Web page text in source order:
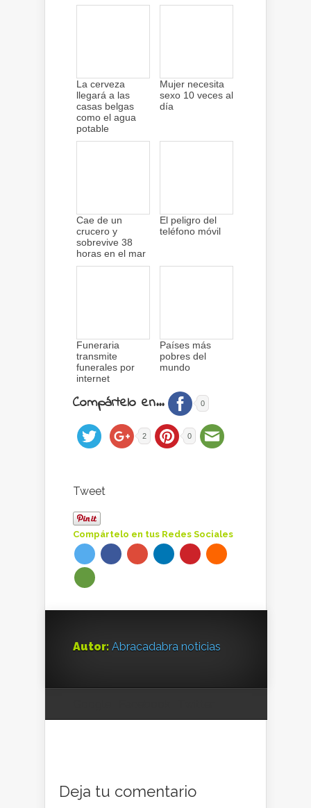
La cerveza
llegará a las
casas belgas
como el agua
potable
Mujer necesita
sexo 10 veces al
día
Cae de un
crucero y
sobrevive 38
horas en el mar
El peligro del
teléfono móvil
Funeraria
transmite
funerales por
internet
Países más
pobres del
mundo
Compártelo en... 0
2 0
Tweet
Compártelo en tus Redes Sociales
Autor: Abracadabra noticias
Deja tu comentario